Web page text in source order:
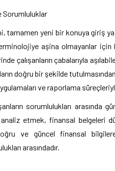
Sorumluluklar
tamamen yeni bir konuya giriş
aşina olmayanlar için
çalışanların çabalarıyla
doğru bir şekilde
ve raporlama
sorumlulukları arasında
etmek, finansal belgeleri
ve güncel finansal
arasındadır.